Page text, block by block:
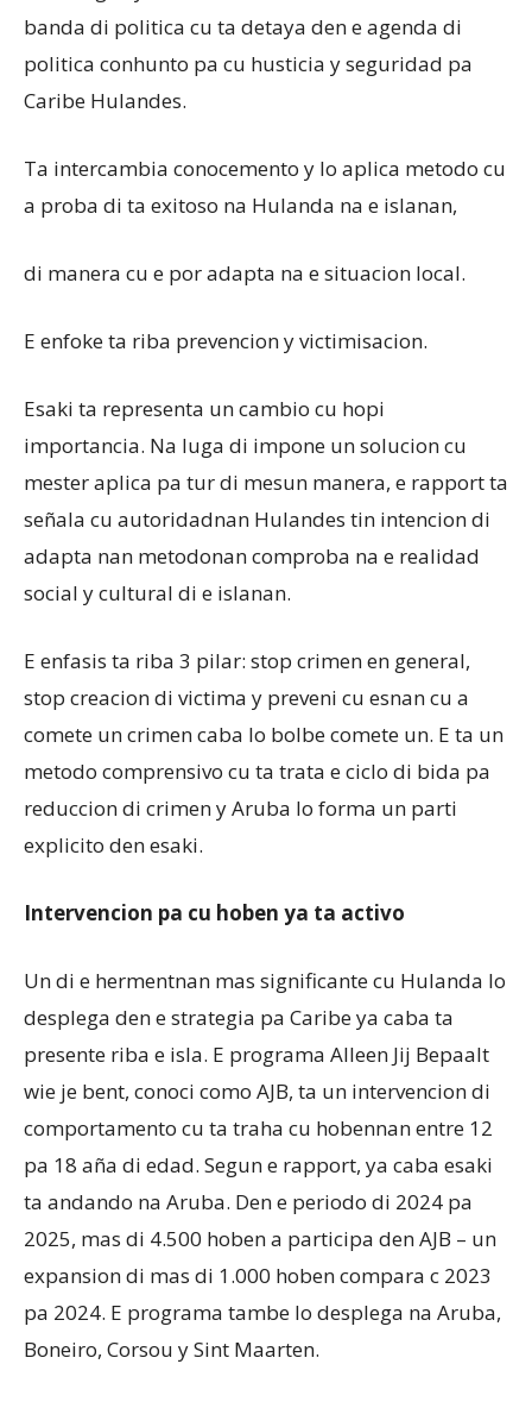
banda di politica cu ta detaya den e agenda di
politica conhunto pa cu husticia y seguridad pa
Caribe Hulandes.
Ta intercambia conocemento y lo aplica metodo cu
a proba di ta exitoso na Hulanda na e islanan,
di manera cu e por adapta na e situacion local.
E enfoke ta riba prevencion y victimisacion.
Esaki ta representa un cambio cu hopi
importancia. Na luga di impone un solucion cu
mester aplica pa tur di mesun manera, e rapport ta
señala cu autoridadnan Hulandes tin intencion di
adapta nan metodonan comproba na e realidad
social y cultural di e islanan.
E enfasis ta riba 3 pilar: stop crimen en general,
stop creacion di victima y preveni cu esnan cu a
comete un crimen caba lo bolbe comete un. E ta un
metodo comprensivo cu ta trata e ciclo di bida pa
reduccion di crimen y Aruba lo forma un parti
explicito den esaki.
Intervencion pa cu hoben ya ta activo
Un di e hermentnan mas significante cu Hulanda lo
desplega den e strategia pa Caribe ya caba ta
presente riba e isla. E programa Alleen Jij Bepaalt
wie je bent, conoci como AJB, ta un intervencion di
comportamento cu ta traha cu hobennan entre 12
pa 18 aña di edad. Segun e rapport, ya caba esaki
ta andando na Aruba. Den e periodo di 2024 pa
2025, mas di 4.500 hoben a participa den AJB – un
expansion di mas di 1.000 hoben compara c 2023
pa 2024. E programa tambe lo desplega na Aruba,
Boneiro, Corsou y Sint Maarten.